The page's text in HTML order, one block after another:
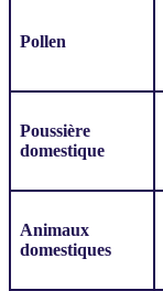
Pollen
Poussière
domestique
Animaux
domestiques